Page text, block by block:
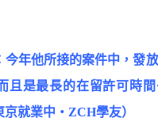
今年他所接的案件中，發
且是最長的在留許可時間
京就業中‧ZCH學友）